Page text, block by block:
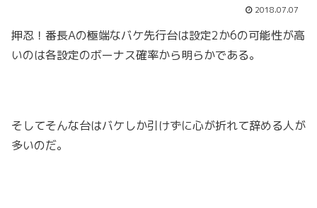
2018.07.07
押忍！番長Aの極端なバケ先行台は設定2か6の可能性が高
いのは各設定のボーナス確率から明らかである。
そしてそんな台はバケしか引けずに心が折れて辞める人が
多いのだ。